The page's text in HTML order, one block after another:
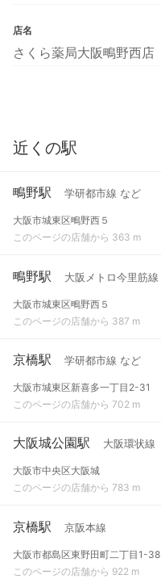
店名
さくら薬局大阪鴫野西店
近くの駅
鴫野駅 学研都市線 など
大阪市城東区鴫野西５
このページの店舗から 363 m
鴫野駅 大阪メトロ今里筋線
大阪市城東区鴫野西５
このページの店舗から 387 m
京橋駅 学研都市線 など
大阪市城東区新喜多一丁目2-31
このページの店舗から 702 m
大阪城公園駅 大阪環状線
大阪市中央区大阪城
このページの店舗から 783 m
京橋駅 京阪本線
大阪市都島区東野田町二丁目1-38
このページの店舗から 922 m